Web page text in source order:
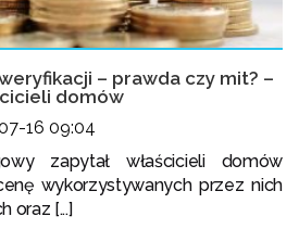
– prawda czy mit? –
domów
16 09:04
zapytał właścicieli domów
wykorzystywanych przez nich
oraz [...]